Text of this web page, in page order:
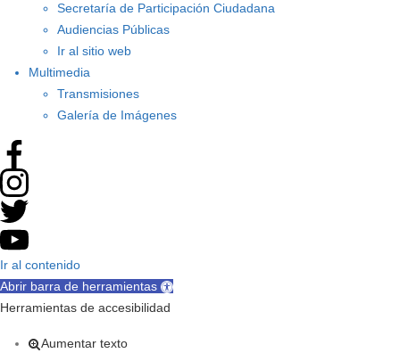
Secretaría de Participación Ciudadana
Audiencias Públicas
Ir al sitio web
Multimedia
Transmisiones
Galería de Imágenes
Ir al contenido
Abrir barra de herramientas
Herramientas de accesibilidad
Aumentar texto